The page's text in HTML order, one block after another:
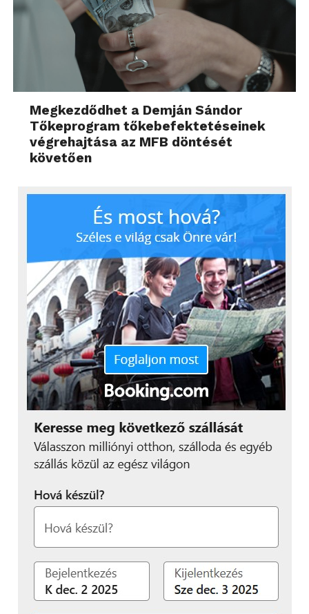
Megkezdődhet a Demján Sándor
Tőkeprogram tőkebefektetéseinek
végrehajtása az MFB döntését
követően